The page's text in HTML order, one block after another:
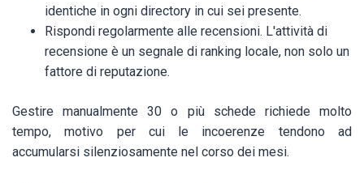
identiche in ogni directory in cui sei presente.
Rispondi regolarmente alle recensioni. L'attività di
recensione è un segnale di ranking locale, non solo un
fattore di reputazione.
Gestire manualmente 30 o più schede richiede molto
tempo, motivo per cui le incoerenze tendono ad
accumularsi silenziosamente nel corso dei mesi.